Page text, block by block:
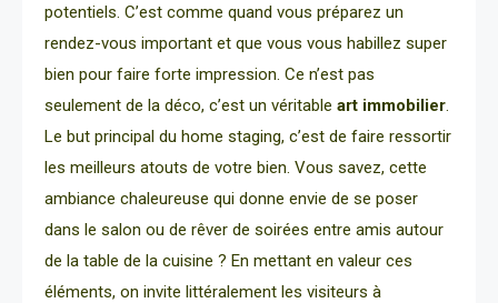
potentiels. C’est comme quand vous préparez un
rendez-vous important et que vous vous habillez super
bien pour faire forte impression. Ce n’est pas
seulement de la déco, c’est un véritable art immobilier
Le but principal du home staging, c’est de faire ressortir
les meilleurs atouts de votre bien. Vous savez, cette
ambiance chaleureuse qui donne envie de se poser
dans le salon ou de rêver de soirées entre amis autour
de la table de la cuisine ? En mettant en valeur ces
éléments, on invite littéralement les visiteurs à